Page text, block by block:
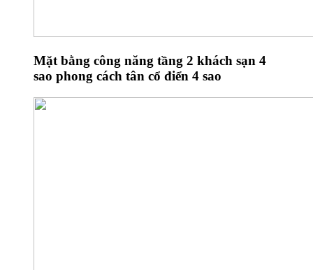
Mặt bằng công năng tầng 2 khách sạn 4
sao phong cách tân cổ điển 4 sao